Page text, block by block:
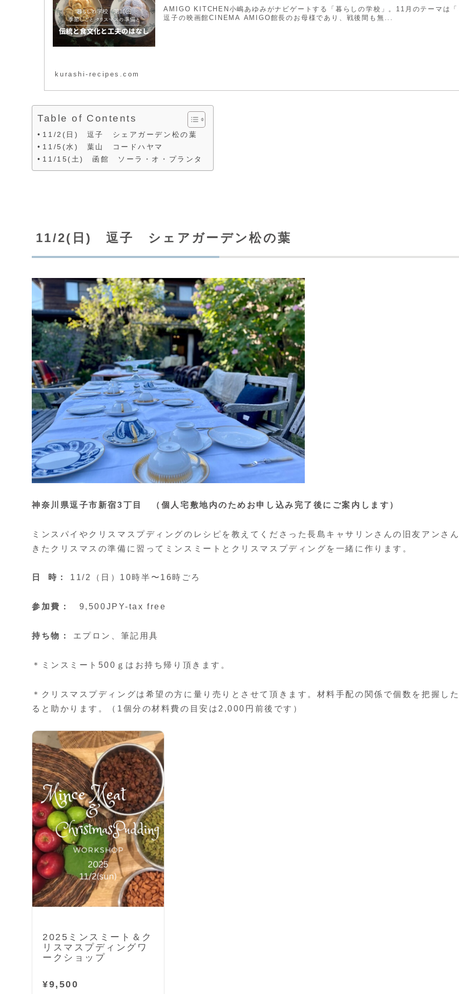
AMIGO KITCHEN小嶋あゆみがナビゲートする「暮らしの学校」。11月のテーマは「
逗子の映画館CINEMA AMIGO館長のお母様であり、戦後間も無...
kurashi-recipes.com
Table of Contents
11/2(日) 逗子 シェアガーデン松の葉
11/5(水) 葉山 コードハヤマ
11/15(土) 函館 ソーラ・オ・プランタ
11/2(日) 逗子 シェアガーデン松の葉
神奈川県逗子市新宿3丁目 （個人宅敷地内のためお申し込み完了後にご案内します）
ミンスパイやクリスマスプディングのレシピを教えてくださった長島キャサリンさんの旧友アンさ
きたクリスマスの準備に習ってミンスミートとクリスマスプディングを一緒に作ります。
日 時： 11/2（日）10時半〜16時ごろ
参加費： 9,500JPY-tax free
持ち物： エプロン、筆記用具
＊ミンスミート500ｇはお持ち帰り頂きます。
＊クリスマスプディングは希望の方に量り売りとさせて頂きます。材料手配の関係で個数を把握し
ると助かります。（1個分の材料費の目安は2,000円前後です）
2025ミンスミート＆ク
リスマスプディングワ
ークショップ
¥9,500